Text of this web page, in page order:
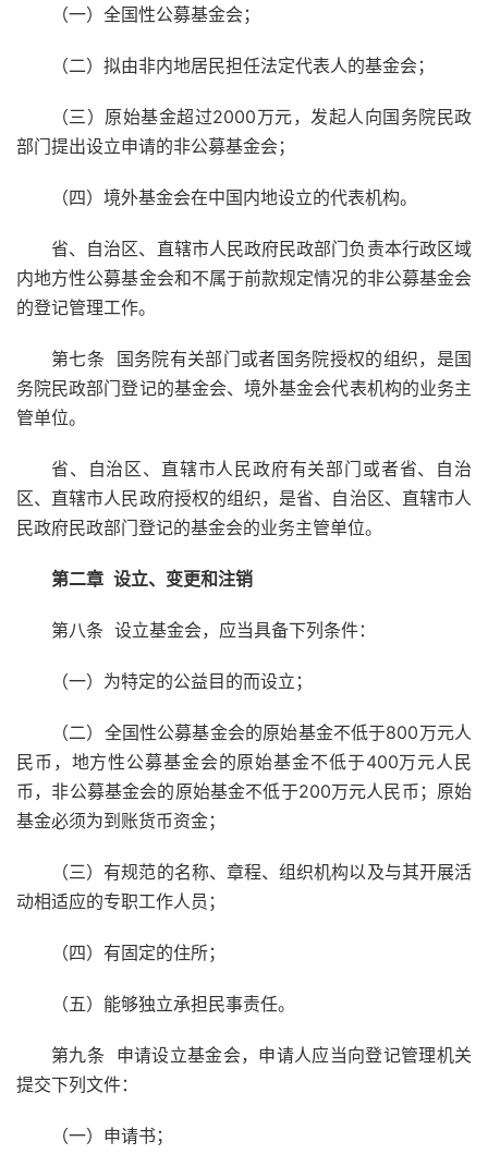
（一）全国性公募基金会；
（二）拟由非内地居民担任法定代表人的基金会；
（三）原始基金超过2000万元，发起人向国务院民政
部门提出设立申请的非公募基金会；
（四）境外基金会在中国内地设立的代表机构。
省、自治区、直辖市人民政府民政部门负责本行政区域
内地方性公募基金会和不属于前款规定情况的非公募基金会
的登记管理工作。
第七条 国务院有关部门或者国务院授权的组织，是国
务院民政部门登记的基金会、境外基金会代表机构的业务主
管单位。
省、自治区、直辖市人民政府有关部门或者省、自治
区、直辖市人民政府授权的组织，是省、自治区、直辖市人
民政府民政部门登记的基金会的业务主管单位。
第二章 设立、变更和注销
第八条 设立基金会，应当具备下列条件：
（一）为特定的公益目的而设立；
（二）全国性公募基金会的原始基金不低于800万元人
民币，地方性公募基金会的原始基金不低于400万元人民
币，非公募基金会的原始基金不低于200万元人民币；原始
基金必须为到账货币资金；
（三）有规范的名称、章程、组织机构以及与其开展活
动相适应的专职工作人员；
（四）有固定的住所；
（五）能够独立承担民事责任。
第九条 申请设立基金会，申请人应当向登记管理机关
提交下列文件：
（一）申请书；